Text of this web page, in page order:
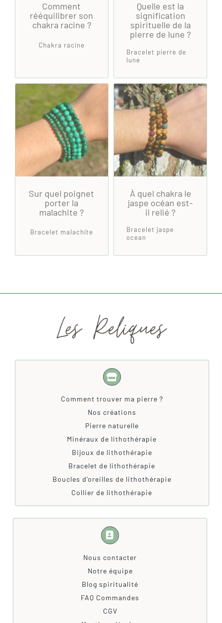
Comment
rééquilibrer son
chakra racine ?
Chakra racine
Quelle est la
signification
spirituelle de la
pierre de lune ?
Bracelet pierre de
lune
Sur quel poignet
porter la
malachite ?
Bracelet malachite
À quel chakra le
jaspe océan est-
il relié ?
Bracelet jaspe
ocean
Comment trouver ma pierre ?
Nos créations
Pierre naturelle
Minéraux de lithothérapie
Bijoux de lithothérapie
Bracelet de lithothérapie
Boucles d’oreilles de lithothérapie
Collier de lithothérapie
Nous contacter
Notre équipe
Blog spiritualité
FAQ Commandes
CGV